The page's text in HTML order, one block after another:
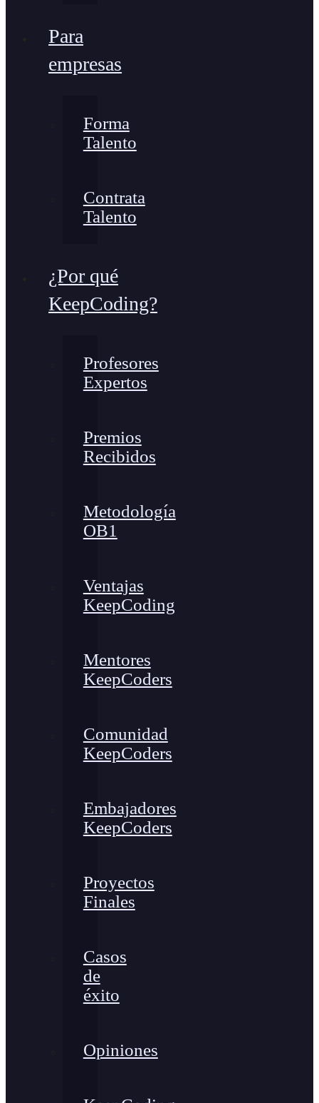
Para
empresas
Forma
Talento
Contrata
Talento
¿Por qué
KeepCoding?
Profesores
Expertos
Premios
Recibidos
Metodología
OB1
Ventajas
KeepCoding
Mentores
KeepCoders
Comunidad
KeepCoders
Embajadores
KeepCoders
Proyectos
Finales
Casos
de
éxito
Opiniones